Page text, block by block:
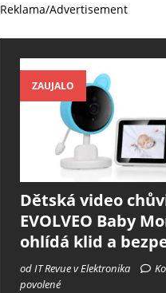
Reklama/Advertisement
ZAUJALO
Dětská video
EVOLVEO Baby
ohlídá klid a
od IT Revue v Elektronika
povolené